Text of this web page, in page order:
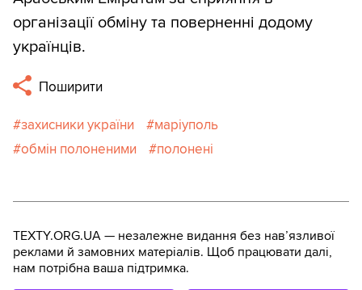
організації обміну та поверненні додому
українців.
Поширити
захисники україни
маріуполь
обмін полоненими
полонені
TEXTY.ORG.UA — незалежне видання без навʼязливої
реклами й замовних матеріалів. Щоб працювати далі,
нам потрібна ваша підтримка.